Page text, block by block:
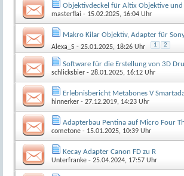
Objektivdeckel für Altix Objektive
masterflai - 15.02.2025, 16:04 Uhr
Makro Kilar Objektiv, Adapter für
Alexa_S - 25.01.2025, 18:26 Uhr 1 2
Software für die Erstellung von 3D
schlicksbier - 28.01.2025, 16:12 Uhr
Erlebnisbericht Metabones V
hinnerker - 27.12.2019, 14:23 Uhr
Adapterbau Pentina auf Micro Four
cometone - 15.01.2025, 10:39 Uhr
Kecay Adapter Canon FD zu R
Unterfranke - 25.04.2024, 17:57 Uhr